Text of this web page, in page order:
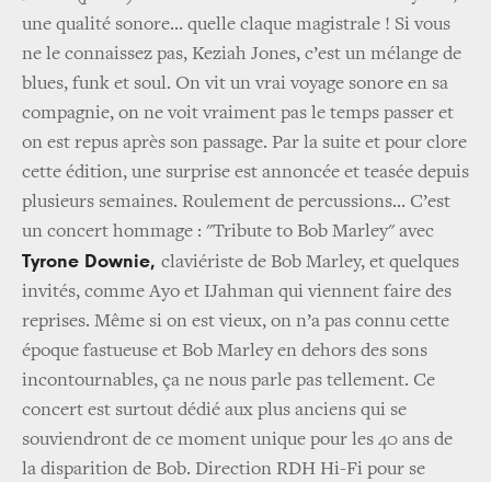
une qualité sonore... quelle claque magistrale ! Si vous
ne le connaissez pas, Keziah Jones, c’est un mélange de
blues, funk et soul. On vit un vrai voyage sonore en sa
compagnie, on ne voit vraiment pas le temps passer et
on est repus après son passage. Par la suite et pour clore
cette édition, une surprise est annoncée et teasée depuis
plusieurs semaines. Roulement de percussions... C’est
un concert hommage : "Tribute to Bob Marley" avec
Tyrone Downie, claviériste de Bob Marley, et quelques
invités, comme Ayo et IJahman qui viennent faire des
reprises. Même si on est vieux, on n’a pas connu cette
époque fastueuse et Bob Marley en dehors des sons
incontournables, ça ne nous parle pas tellement. Ce
concert est surtout dédié aux plus anciens qui se
souviendront de ce moment unique pour les 40 ans de
la disparition de Bob. Direction RDH Hi-Fi pour se